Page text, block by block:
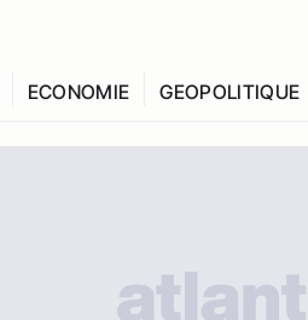
ECONOMIE GEOPOLITIQUE